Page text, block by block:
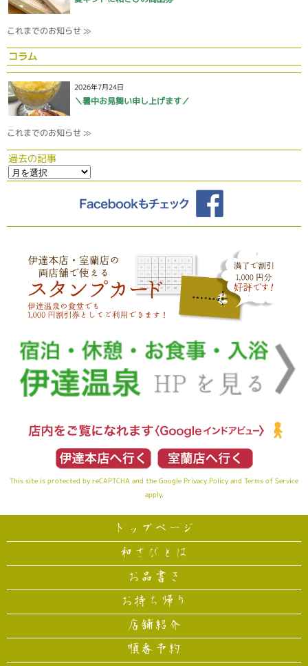
これまでのお知らせ ≫
コラム
2026年7月24日
＼暑中お見舞い申し上げます／
これまでのお知らせ ≫
過去の記事
This site is protected by reCAPTCHA and the Google Privacy Policy and Terms of Service
apply.
トップページ
和さびとは
お品書き
お持ち帰り
店舗紹介
順番予約